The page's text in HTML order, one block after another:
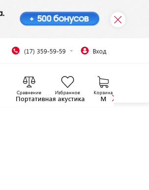
(17) 359-59-59 Вход
Сравнение Избранное Корзина
Портативная акустика